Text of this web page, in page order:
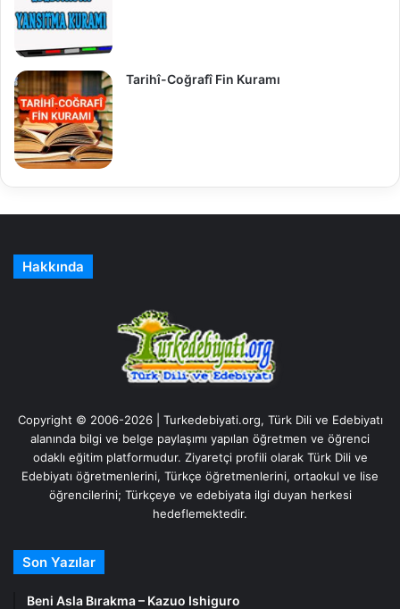
Tarihî-Coğrafî Fin Kuramı
Hakkında
Copyright © 2006-2026 | Turkedebiyati.org, Türk Dili ve Edebiyatı
alanında bilgi ve belge paylaşımı yapılan öğretmen ve öğrenci
odaklı eğitim platformudur. Ziyaretçi profili olarak Türk Dili ve
Edebiyatı öğretmenlerini, Türkçe öğretmenlerini, ortaokul ve lise
öğrencilerini; Türkçeye ve edebiyata ilgi duyan herkesi
hedeflemektedir.
Son Yazılar
Beni Asla Bırakma – Kazuo Ishiguro